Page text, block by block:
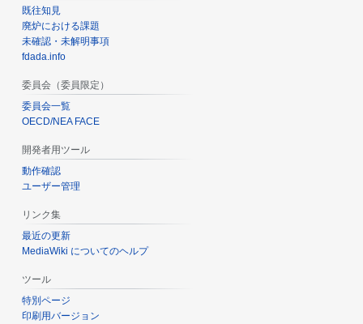
既往知見
廃炉における課題
未確認・未解明事項
fdada.info
委員会（委員限定）
委員会一覧
OECD/NEA FACE
開発者用ツール
動作確認
ユーザー管理
リンク集
最近の更新
MediaWiki についてのヘルプ
ツール
特別ページ
印刷用バージョン